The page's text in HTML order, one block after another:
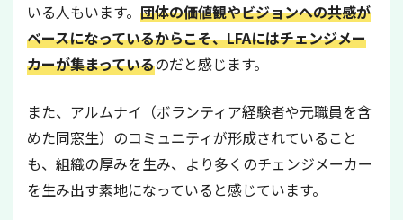
いる人もいます。 団体の価値観やビジョンへの共感が
ベースになっているからこそ、LFAにはチェンジメー
カーが集まっているのだと感じます。
また、アルムナイ（ボランティア経験者や元職員を含
めた同窓生）のコミュニティが形成されていること
も、組織の厚みを生み、より多くのチェンジメーカー
を生み出す素地になっていると感じています。